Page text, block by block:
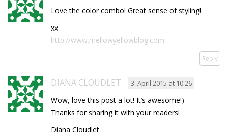
Love the color combo! Great sense of styling!
xx
http://www.mellowyellowblog.com
Reply
DIANA CLOUDLET 3. April 2015 at 10:26
Wow, love this post a lot! It’s awesome!)
Thanks for sharing it with your readers!
Diana Cloudlet